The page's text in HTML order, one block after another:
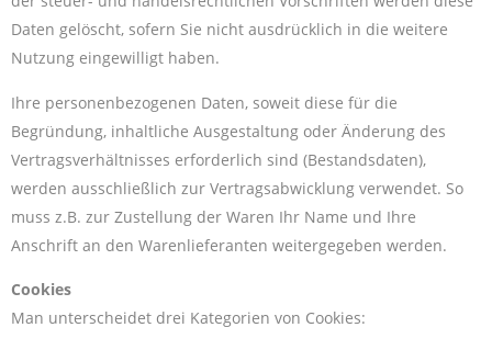
Daten gelöscht, sofern Sie nicht ausdrücklich in die weitere
Nutzung eingewilligt haben.
Ihre personenbezogenen Daten, soweit diese für die
Begründung, inhaltliche Ausgestaltung oder Änderung des
Vertragsverhältnisses erforderlich sind (Bestandsdaten),
werden ausschließlich zur Vertragsabwicklung verwendet. So
muss z.B. zur Zustellung der Waren Ihr Name und Ihre
Anschrift an den Warenlieferanten weitergegeben werden.
Cookies
Man unterscheidet drei Kategorien von Cookies: